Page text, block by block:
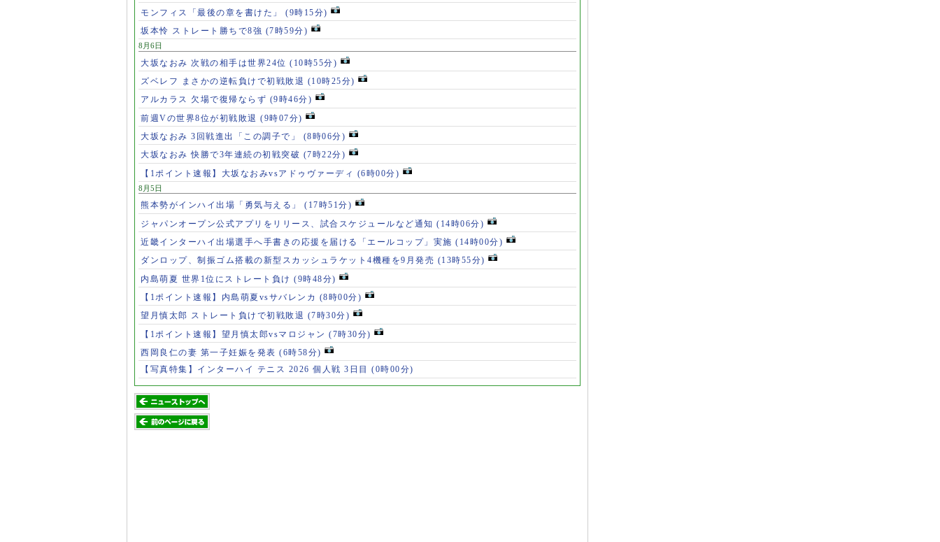
モンフィス「最後の章を書けた」 (9時15分)
坂本怜 ストレート勝ちで8強 (7時59分)
8月6日
大坂なおみ 次戦の相手は世界24位 (10時55分)
ズベレフ まさかの逆転負けで初戦敗退 (10時25分)
アルカラス 欠場で復帰ならず (9時46分)
前週Vの世界8位が初戦敗退 (9時07分)
大坂なおみ 3回戦進出「この調子で」 (8時06分)
大坂なおみ 快勝で3年連続の初戦突破 (7時22分)
【1ポイント速報】大坂なおみvsアドゥヴァーディ (6時00分)
8月5日
熊本勢がインハイ出場「勇気与える」 (17時51分)
ジャパンオープン公式アプリをリリース、試合スケジュールなど通知 (14時06分)
近畿インターハイ出場選手へ手書きの応援を届ける「エールコップ」実施 (14時00分)
ダンロップ、制振ゴム搭載の新型スカッシュラケット4機種を9月発売 (13時55分)
内島萌夏 世界1位にストレート負け (9時48分)
【1ポイント速報】内島萌夏vsサバレンカ (8時00分)
望月慎太郎 ストレート負けで初戦敗退 (7時30分)
【1ポイント速報】望月慎太郎vsマロジャン (7時30分)
西岡良仁の妻 第一子妊娠を発表 (6時58分)
【写真特集】インターハイ テニス 2026 個人戦 3日目 (0時00分)